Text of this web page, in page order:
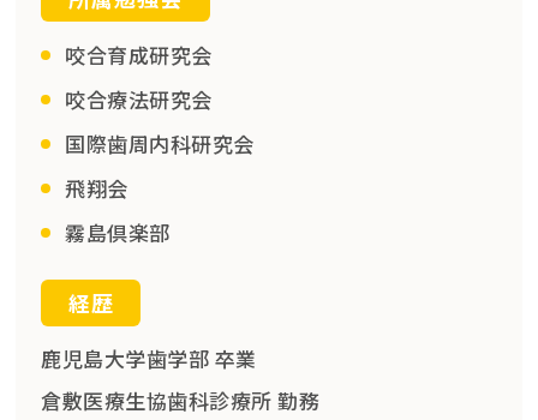
咬合育成研究会
咬合療法研究会
国際歯周内科研究会
飛翔会
霧島倶楽部
経歴
鹿児島大学歯学部 卒業
倉敷医療生協歯科診療所 勤務